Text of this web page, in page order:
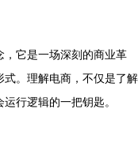
，它是一场深刻的商业革
。理解电商，不仅是了解
行逻辑的一把钥匙。